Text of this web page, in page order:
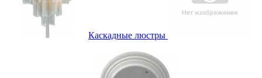
Каскадные люстры